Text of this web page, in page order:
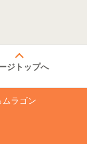
ジトップへ
ラゴン